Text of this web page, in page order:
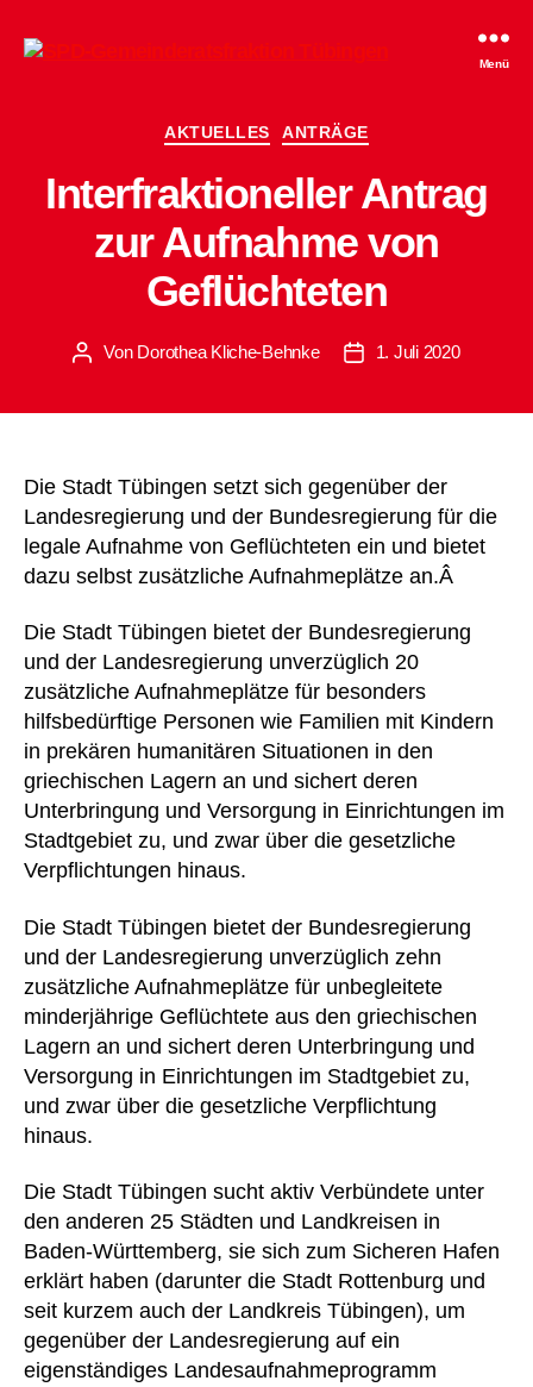
SPD-
Menü
Kategorien
AKTUELLES ANTRÄGE
Interfraktioneller Antrag
zur Aufnahme von
Geflüchteten
Beitragsautor
Von Dorothea Kliche-Behnke Beitragsdatum
1. Juli 2020
Die Stadt Tübingen setzt sich gegenüber der
Landesregierung und der Bundesregierung für die
legale Aufnahme von Geflüchteten ein und bietet
dazu selbst zusätzliche Aufnahmeplätze an.Â
Die Stadt Tübingen bietet der Bundesregierung
und der Landesregierung unverzüglich 20
zusätzliche Aufnahmeplätze für besonders
hilfsbedürftige Personen wie Familien mit Kindern
in prekären humanitären Situationen in den
griechischen Lagern an und sichert deren
Unterbringung und Versorgung in Einrichtungen im
Stadtgebiet zu, und zwar über die gesetzliche
Verpflichtungen hinaus.
Die Stadt Tübingen bietet der Bundesregierung
und der Landesregierung unverzüglich zehn
zusätzliche Aufnahmeplätze für unbegleitete
minderjährige Geflüchtete aus den griechischen
Lagern an und sichert deren Unterbringung und
Versorgung in Einrichtungen im Stadtgebiet zu,
und zwar über die gesetzliche Verpflichtung
hinaus.
Die Stadt Tübingen sucht aktiv Verbündete unter
den anderen 25 Städten und Landkreisen in
Baden-Württemberg, sie sich zum Sicheren Hafen
erklärt haben (darunter die Stadt Rottenburg und
seit kurzem auch der Landkreis Tübingen), um
gegenüber der Landesregierung auf ein
eigenständiges Landesaufnahmeprogramm